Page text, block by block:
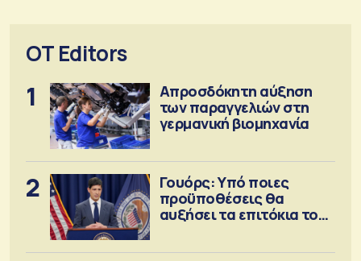
OT Editors
1
Απροσδόκητη αύξηση
των παραγγελιών στη
γερμανική βιομηχανία
2
Γουόρς: Υπό ποιες
προϋποθέσεις θα
αυξήσει τα επιτόκια τον